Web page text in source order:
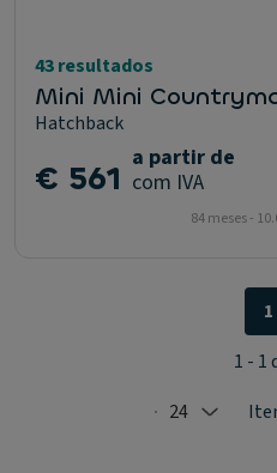
43 resultados
Mini Mini
Hatchback
€ 561 a partir de
com IVA
84 meses -
Selected: 24
24
1
1 - 1